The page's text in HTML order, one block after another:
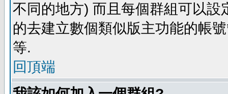
不同的地方) 而且每個群組可以
的去建立數個類似版主功能的帳
等.
回頂端